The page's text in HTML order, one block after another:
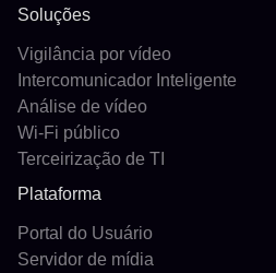
Soluções
Vigilância por vídeo
Intercomunicador Inteligente
Análise de vídeo
Wi-Fi público
Terceirização de TI
Plataforma
Portal do Usuário
Servidor de mídia